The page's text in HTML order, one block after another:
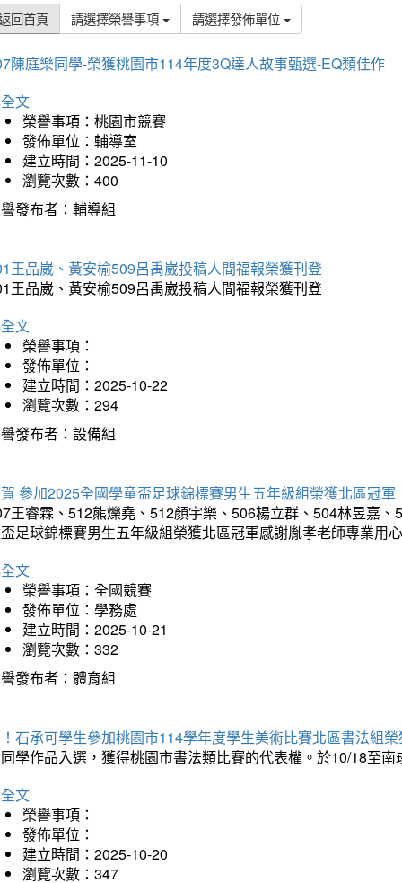
回首頁 請選擇榮譽事項 請選擇發佈單位
陳庭樂同學-榮獲桃園市114年度3Q達人故事甄選-EQ類佳作
文
榮譽事項：桃園市競賽
發佈單位：輔導室
建立時間：2025-11-10
瀏覽次數：400
發布者：輔導組
王品崴、黃安榆509呂禹崴投稿人間福報榮獲刊登
王品崴、黃安榆509呂禹崴投稿人間福報榮獲刊登
文
榮譽事項：
發佈單位：
建立時間：2025-10-22
瀏覽次數：294
發布者：設備組
參加2025全國學童盃足球錦標賽男生五年級組榮獲北區冠軍
王睿霖、512熊爍堯、512顏宇樂、506楊立群、504林昱嘉
足球錦標賽男生五年級組榮獲北區冠軍感謝胤孝老師專業用
文
榮譽事項：全國競賽
發佈單位：學務處
建立時間：2025-10-21
瀏覽次數：332
發布者：體育組
石承可學生參加桃園市114學年度學生美術比賽北區書法組
學作品入選，獲得桃園市書法類比賽的代表權。於10/18至
文
榮譽事項：
發佈單位：
建立時間：2025-10-20
瀏覽次數：347